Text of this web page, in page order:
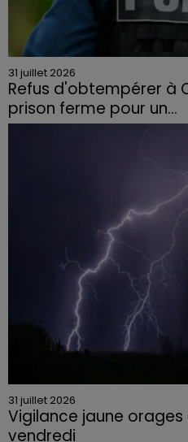
31 juillet 2026
Refus d'obtempérer à
prison ferme pour un...
Le tribunal a également
31 juillet 2026
Vigilance jaune
vendredi